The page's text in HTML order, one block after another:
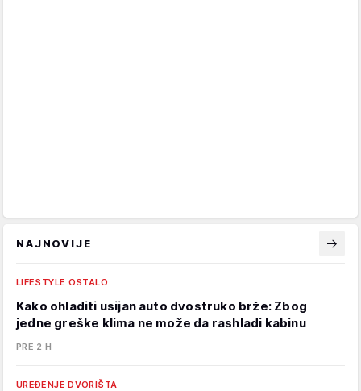
NAJNOVIJE
LIFESTYLE OSTALO
Kako ohladiti usijan auto dvostruko brže: Zbog
jedne greške klima ne može da rashladi kabinu
PRE 2 H
UREĐENJE DVORIŠTA